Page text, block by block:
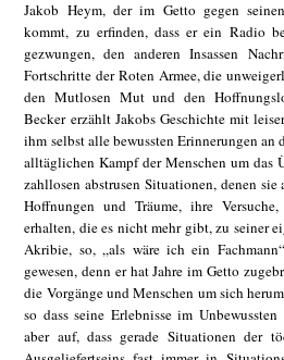
Jakob Heym, der im Getto gegen
kommt, zu erfinden, dass er ein Radio
gezwungen, den anderen Insassen
Fortschritte der Roten Armee, die
den Mutlosen Mut und den
Becker erzählt Jakobs Geschichte mit
ihm selbst alle bewussten Erinnerungen an
alltäglichen Kampf der Menschen um das
zahllosen abstrusen Situationen, denen sie
Hoffnungen und Träume, ihre
erhalten, die es nicht mehr gibt, zu seiner
Akribie, so, „als wäre ich ein
gewesen, denn er hat Jahre im Getto
die Vorgänge und Menschen um sich
so dass seine Erlebnisse im
aber auf, dass gerade Situationen der